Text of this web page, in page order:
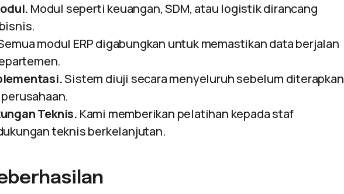
Modul seperti keuangan, SDM, atau logistik dirancang
modul ERP digabungkan untuk memastikan data berjalan
Sistem diuji secara menyeluruh sebelum diterapkan
Teknis. Kami memberikan pelatihan kepada staf
teknis berkelanjutan.